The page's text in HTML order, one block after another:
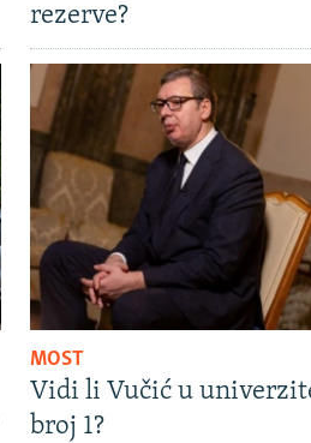
rezerve?
MOST
Vidi li Vučić u
broj 1?